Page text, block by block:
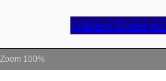
Pobierz Kurier
Zoom 100%